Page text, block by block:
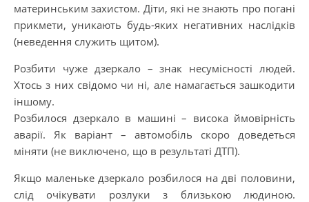
материнським захистом. Діти, які не знають про погані
прикмети, уникають будь-яких негативних наслідків
(неведення служить щитом).
Розбити чуже дзеркало – знак несумісності людей.
Хтось з них свідомо чи ні, але намагається зашкодити
іншому.
Розбилося дзеркало в машині – висока ймовірність
аварії. Як варіант – автомобіль скоро доведеться
міняти (не виключено, що в результаті ДТП).
Якщо маленьке дзеркало розбилося на дві половини,
слід очікувати розлуки з близькою людиною.